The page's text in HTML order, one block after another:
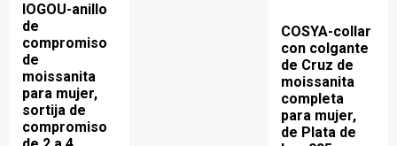
IOGOU-anillo
de
compromiso
de
moissanita
para mujer,
sortija de
compromiso
COSYA-collar
con colgante
de Cruz de
moissanita
completa
para mujer,
de Plata de